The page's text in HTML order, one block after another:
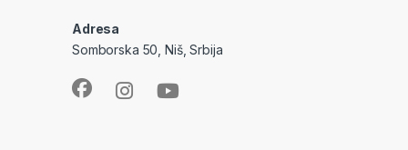
Adresa
Somborska 50, Niš, Srbija